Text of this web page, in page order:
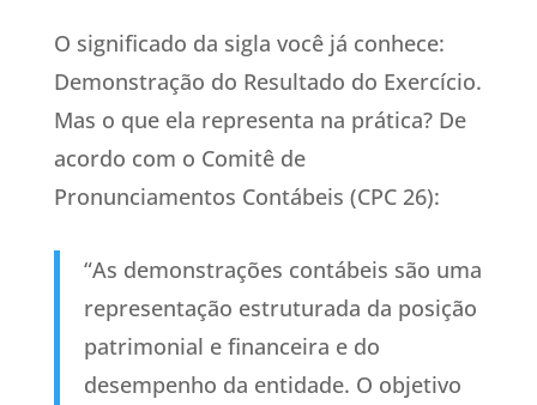
O significado da sigla você já conhece:
Demonstração do Resultado do Exercício.
Mas o que ela representa na prática? De
acordo com o Comitê de
Pronunciamentos Contábeis (CPC 26):
“As demonstrações contábeis são uma
representação estruturada da posição
patrimonial e financeira e do
desempenho da entidade. O objetivo